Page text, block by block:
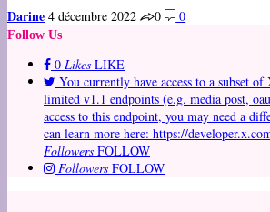
Darine 4 décembre 2022 0 0
Follow Us
0 Likes LIKE
You currently have access to a subset
limited v1.1 endpoints (e.g. media post,
access to this endpoint, you may need a
can learn more here: https://
Followers FOLLOW
Followers FOLLOW